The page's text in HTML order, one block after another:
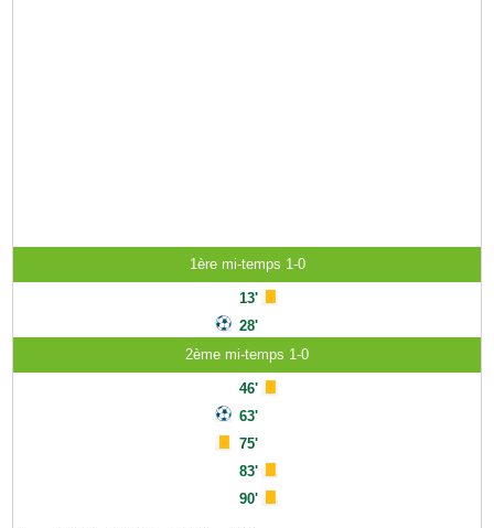
1ère mi-temps 1-0
13'
28'
2ème mi-temps 1-0
46'
63'
75'
83'
90'